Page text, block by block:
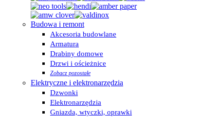
Budowa i remont
Akcesoria budowlane
Armatura
Drabiny domowe
Drzwi i ościeżnice
Zobacz pozostałe
Elektryczne i elektronarzędzia
Dzwonki
Elektronarzędzia
Gniazda, wtyczki, oprawki